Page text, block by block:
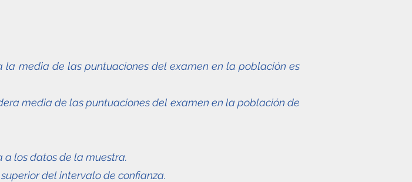
la media de las puntuaciones del examen en la población es
media de las puntuaciones del examen en la población de
los datos de la muestra.
del intervalo de confianza.